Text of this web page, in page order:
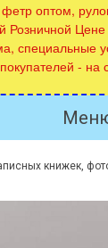
фетр оптом,
Розничной
специальные
- на
книжек,